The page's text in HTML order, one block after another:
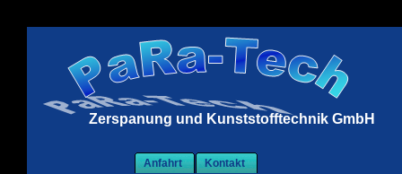
Zerspanung und Kunststofftechnik GmbH
Anfahrt Kontakt